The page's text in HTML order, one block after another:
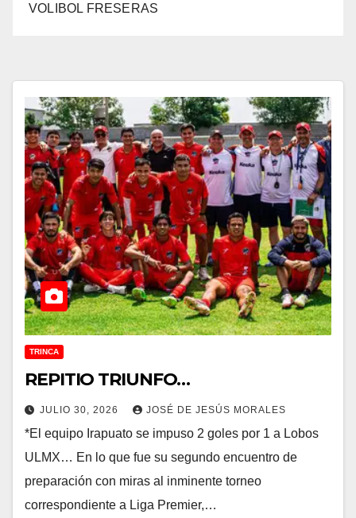
VOLIBOL FRESERAS
TRINCA
REPITIO TRIUNFO…
JULIO 30, 2026 JOSÉ DE JESÚS MORALES
*El equipo Irapuato se impuso 2 goles por 1 a Lobos
ULMX… En lo que fue su segundo encuentro de
preparación con miras al inminente torneo
correspondiente a Liga Premier,…